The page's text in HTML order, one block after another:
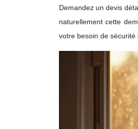
Demandez un devis
naturellement cette
votre besoin de